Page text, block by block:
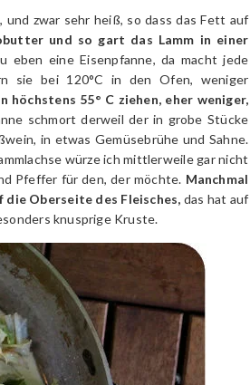
und zwar sehr heiß, so dass das Fett auf
und so gart das Lamm in einer
eben eine Eisenpfanne, da macht jede
sie bei 120°C in den Ofen, weniger
55° C ziehen, eher weniger,
schmort derweil der in grobe Stücke
in etwas Gemüsebrühe und Sahne.
würze ich mittlerweile gar nicht
Pfeffer für den, der möchte. Manchmal
die Oberseite des Fleisches, das hat auf
knusprige Kruste.